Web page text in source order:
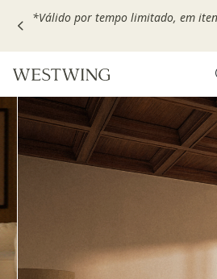
*Válido por tempo limitado, em